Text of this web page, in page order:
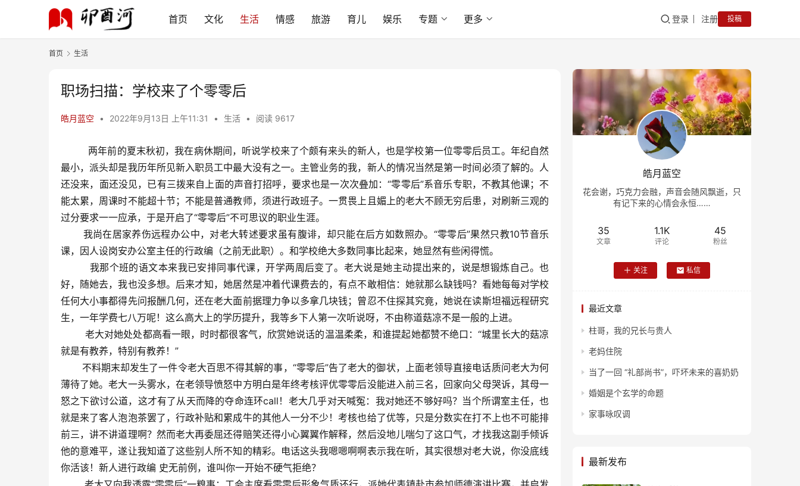
首页 文化 生活 情感 旅游 育儿 娱乐 专题 更多 登录 注册 投稿
首页 生活
职场扫描：学校来了个零零后
皓月蓝空 • 2022年9月13日 上午11:31 • 生活 • 阅读 9617
两年前的夏末秋初，我在病休期间，听说学校来了个颇有来头的新人，也是学校第一位零零后员工。年纪自然
最小，派头却是我历年所见新入职员工中最大没有之一。主管业务的我，新人的情况当然是第一时间必须了解的。人
还没来，面还没见，已有三拨来自上面的声音打招呼，要求也是一次次叠加：“零零后”系音乐专职，不教其他课；不
能太累，周课时不能超十节；不能是普通教师，须进行政班子。一贯畏上且媚上的老大不顾无穷后患，对刷新三观的
过分要求一一应承，于是开启了“零零后”不可思议的职业生涯。
我尚在居家养伤远程办公中，对老大转述要求虽有腹诽，却只能在后方如数照办。“零零后”果然只教10节音乐
课，因人设岗安办公室主任的行政编（之前无此职）。和学校绝大多数同事比起来，她显然有些闲得慌。
我那个班的语文本来我已安排同事代课，开学两周后变了。老大说是她主动提出来的，说是想锻炼自己。也
好，随她去，我也没多想。后来才知，她居然是冲着代课费去的，有点不敢相信：她就那么缺钱吗？看她每每对学校
任何大小事都得先问报酬几何，还在老大面前据理力争以多拿几块钱；曾忍不住探其究竟，她说在读斯坦福远程研究
生，一年学费七八万呢！这么高大上的学历提升，我等乡下人第一次听说呀，不由称道菇凉不是一般的上进。
老大对她处处都高看一眼，时时都很客气，欣赏她说话的温温柔柔，和谁提起她都赞不绝口：“城里长大的菇凉
就是有教养，特别有教养！”
不料期末却发生了一件令老大百思不得其解的事，“零零后”告了老大的御状，上面老领导直接电话质问老大为何
薄待了她。老大一头雾水，在老领导愤怒中方明白是年终考核评优零零后没能进入前三名，回家向父母哭诉，其母一
怒之下欲讨公道，这才有了从天而降的夺命连环call！老大几乎对天喊冤：我对她还不够好吗？当个所谓室主任，也
就是来了客人泡泡茶罢了，行政补贴和累成牛的其他人一分不少！考核也给了优等，只是分数实在打不上也不可能排
前三，讲不讲道理啊？然而老大再委屈还得赔笑还得小心翼翼作解释，然后没地儿喘匀了这口气，才找我这副手倾诉
他的意难平，遂让我知道了这些别人所不知的精彩。电话这头我嗯嗯啊啊表示我在听，其实很想对老大说，你没底线
你活该！新人进行政编 史无前例，谁叫你一开始不硬气拒绝？
皓月蓝空
花会谢，巧克力会融，声音会随风飘逝，只
有记下来的心情会永恒……
35
文章
1.1K
评论
45
粉丝
关注 私信
最近文章
柱哥，我的兄长与贵人
老妈住院
当了一回 “礼部尚书”，吓坏未来的喜奶奶
婚姻是个玄学的命题
家事咏叹调
最新发布